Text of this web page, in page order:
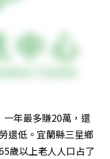
年最多賺20萬，還
還低。宜蘭縣三星鄉
歲以上老人人口占了